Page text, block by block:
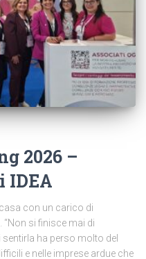
2026 –
IDEA
con un carico di
si finisce mai di
ha perso molto del
e nelle imprese ardue che